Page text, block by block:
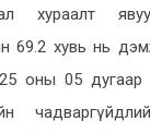
хураалт
69.2 хувь нь
оны 05 дугаар